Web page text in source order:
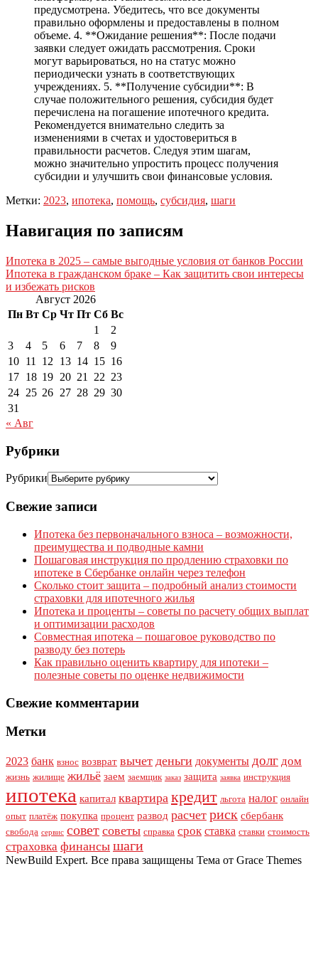
предусмотрена. Убедитесь, что все документы
правильно оформлены и предоставлены в полном
объеме. 4. **Ожидание решения**: После подачи
заявки следует ожидать рассмотрения. Сроки
могут варьироваться, но на статус можно
периодически узнать в соответствующих
учреждениях. 5. **Получение субсидии**: В
случае положительного решения, субсидия будет
перечислена на погашение ипотечного кредита.
Рекомендуется внимательно следить за
изменениями в счетах и удостовериться в
правильности расчетов. Следуя этим шагам,
можно значительно упростить процесс получения
субсидии и улучшить свои финансовые условия.
Метки: 2023, ипотека, помощь, субсидия, шаги
Навигация по записям
Ипотека в 2025 – самые выгодные условия от банков России
Ипотека в гражданском браке – Как защитить свои интересы
и избежать рисков
Август 2026
Пн Вт Ср Чт Пт Сб Вс
1
2
3
4 5 6 7 8
9
10 11 12 13 14 15 16
17 18 19 20 21 22 23
24 25 26 27 28 29 30
31
« Авг
Рубрики
Рубрики
Свежие записи
Ипотека без первоначального взноса – возможности,
преимущества и подводные камни
Пошаговая инструкция по продлению страховки по
ипотеке в Сбербанке онлайн через телефон
Сколько стоит защита – подробный анализ стоимости
страховки для ипотечного жилья
Ипотека и проценты – советы по расчету общих выплат
и оптимизации расходов
Совместная ипотека – пошаговое руководство по
разводу без потерь
Как правильно оценить квартиру для ипотеки –
полезные советы по оценке недвижимости
Свежие комментарии
Метки
2023 банк взнос возврат вычет деньги документы долг дом
жизнь жилище жильё заем заемщик заказ защита заявка инструкция
ипотека капитал квартира кредит льгота налог онлайн
опыт платёж покупка процент развод расчет риск сбербанк
свобода сервис совет советы справка срок ставка ставки стоимость
страховка финансы шаги
NewBuild Expert. Все права защищены Тема от Grace Themes